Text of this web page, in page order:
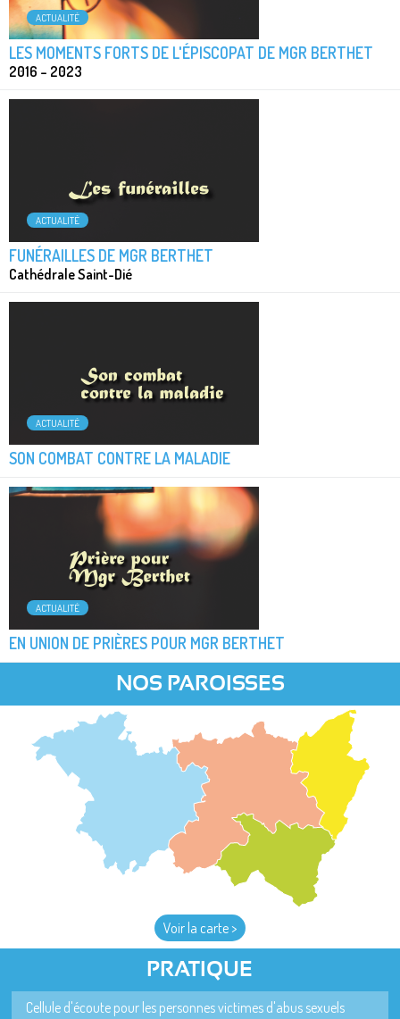
ACTUALITÉ
LES MOMENTS FORTS DE L'ÉPISCOPAT DE MGR BERTHET
2016 – 2023
ACTUALITÉ
FUNÉRAILLES DE MGR BERTHET
Cathédrale Saint-Dié
ACTUALITÉ
SON COMBAT CONTRE LA MALADIE
ACTUALITÉ
EN UNION DE PRIÈRES POUR MGR BERTHET
NOS PAROISSES
Voir la carte >
PRATIQUE
Cellule d'écoute pour les personnes victimes d'abus sexuels